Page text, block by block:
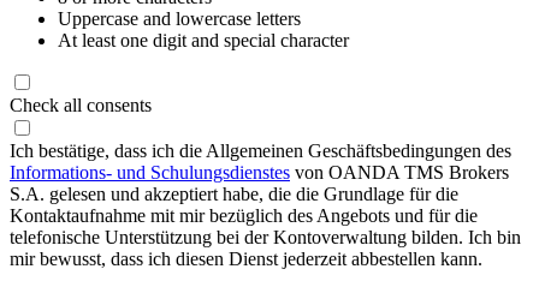
Uppercase and lowercase letters
At least one digit and special character
Check all consents
Ich bestätige, dass ich die Allgemeinen Geschäftsbedingungen des
Informations- und Schulungsdienstes von OANDA TMS Brokers
S.A. gelesen und akzeptiert habe, die die Grundlage für die
Kontaktaufnahme mit mir bezüglich des Angebots und für die
telefonische Unterstützung bei der Kontoverwaltung bilden. Ich bin
mir bewusst, dass ich diesen Dienst jederzeit abbestellen kann.